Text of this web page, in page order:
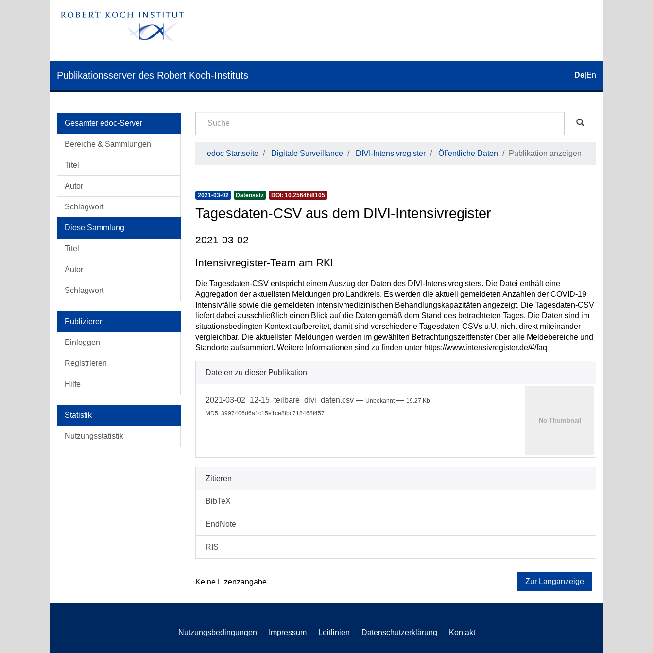
Publikationsserver des Robert Koch-Instituts De En
Gesamter edoc-Server
Bereiche & Sammlungen
Titel
Autor
Schlagwort
Diese Sammlung
Titel
Autor
Schlagwort
Publizieren
Einloggen
Registrieren
Hilfe
Statistik
Nutzungsstatistik
edoc Startseite Digitale Surveillance DIVI-Intensivregister Öffentliche Daten Publikation anzeigen
2021-03-02 Datensatz DOI: 10.25646/8105
Tagesdaten-CSV aus dem DIVI-Intensivregister
2021-03-02
Intensivregister-Team am RKI
Die Tagesdaten-CSV entspricht einem Auszug der Daten des DIVI-Intensivregisters. Die Datei enthält eine
Aggregation der aktuellsten Meldungen pro Landkreis. Es werden die aktuell gemeldeten Anzahlen der COVID-19
Intensivfälle sowie die gemeldeten intensivmedizinischen Behandlungskapazitäten angezeigt. Die Tagesdaten-CSV
liefert dabei ausschließlich einen Blick auf die Daten gemäß dem Stand des betrachteten Tages. Die Daten sind im
situationsbedingten Kontext aufbereitet, damit sind verschiedene Tagesdaten-CSVs u.U. nicht direkt miteinander
vergleichbar. Die aktuellsten Meldungen werden im gewählten Betrachtungszeitfenster über alle Meldebereiche und
Standorte aufsummiert. Weitere Informationen sind zu finden unter https://www.intensivregister.de/#/faq
Dateien zu dieser Publikation
2021-03-02_12-15_teilbare_divi_daten.csv — Unbekannt — 19.27 Kb
MD5: 3997406d6a1c15e1ce8fbc718468f457
Zitieren
BibTeX
EndNote
RIS
Keine Lizenzangabe Zur Langanzeige
Nutzungsbedingungen Impressum Leitlinien Datenschutzerklärung Kontakt